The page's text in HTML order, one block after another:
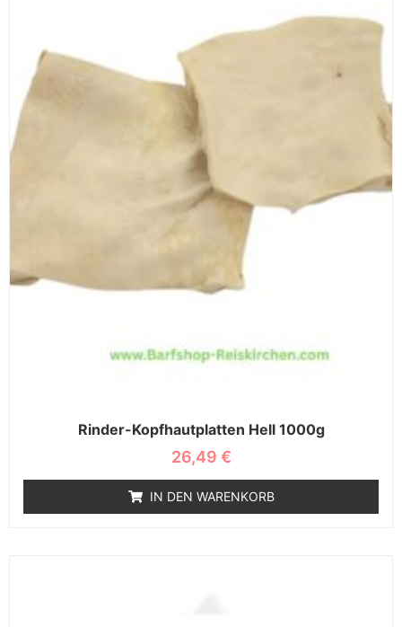
Rinder-Kopfhautplatten Hell 1000g
26,49 €
IN DEN WARENKORB